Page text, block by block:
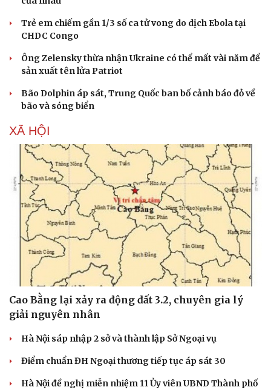
Trẻ em chiếm gần 1/3 số ca tử vong do dịch Ebola tại
CHDC Congo
Ông Zelensky thừa nhận Ukraine có thể mất vài năm để
sản xuất tên lửa Patriot
Bão Dolphin áp sát, Trung Quốc ban bố cảnh báo đỏ về
bão và sóng biển
XÃ HỘI
Cao Bằng lại xảy ra động đất 3.2, chuyên gia lý
giải nguyên nhân
Hà Nội sáp nhập 2 sở và thành lập Sở Ngoại vụ
Điểm chuẩn ĐH Ngoại thương tiếp tục áp sát 30
Hà Nội đề nghị miễn nhiệm 11 Ủy viên UBND Thành phố